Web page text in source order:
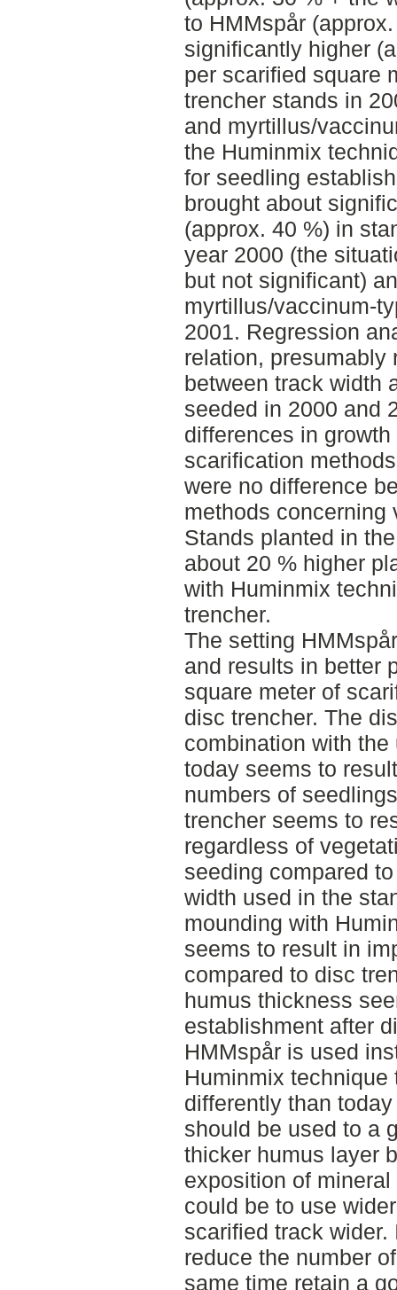
to HMMspår
significantly higher
per scarified square
trencher stands in
and myrtillus/
the Huminmix
for seedling
brought about
(approx. 40 %) in
year 2000 (the
but not significant)
myrtillus/vaccinum-
2001. Regression
relation, presumably
between track width
seeded in 2000 and
differences in
scarification
were no difference
methods concerning
Stands planted in
about 20 % higher
with Huminmix
trencher.
The setting
and results in better
square meter of
disc trencher. The
combination with
today seems to
numbers of
trencher seems to
regardless of
seeding compared
width used in the
mounding with
seems to result in
compared to disc
humus thickness
establishment after
HMMspår is used
Huminmix
differently than
should be used to a
thicker humus layer
exposition of
could be to use
scarified track
reduce the number
same time retain a